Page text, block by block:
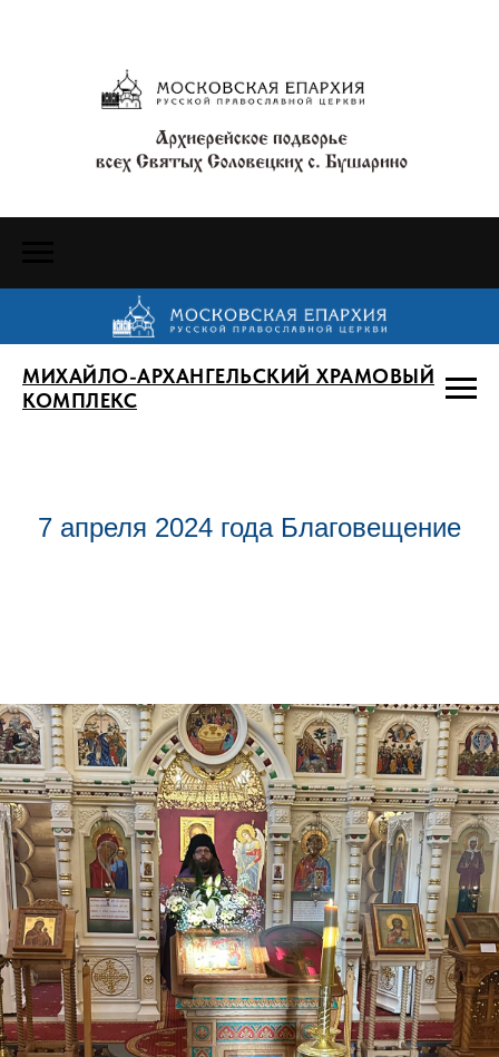
МИХАЙЛО-АРХАНГЕЛЬСКИЙ ХРАМОВЫЙ
КОМПЛЕКС
7 апреля 2024 года Благовещение